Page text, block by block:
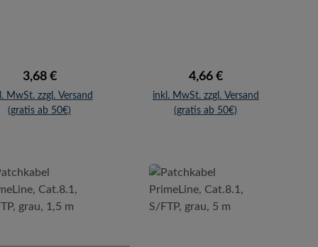
Regulärer Preis:
3,68 €
MwSt. zzgl. Versand
(gratis ab 50€)
Regulärer Preis:
4,66 €
inkl. MwSt. zzgl. Versand
(gratis ab 50€)